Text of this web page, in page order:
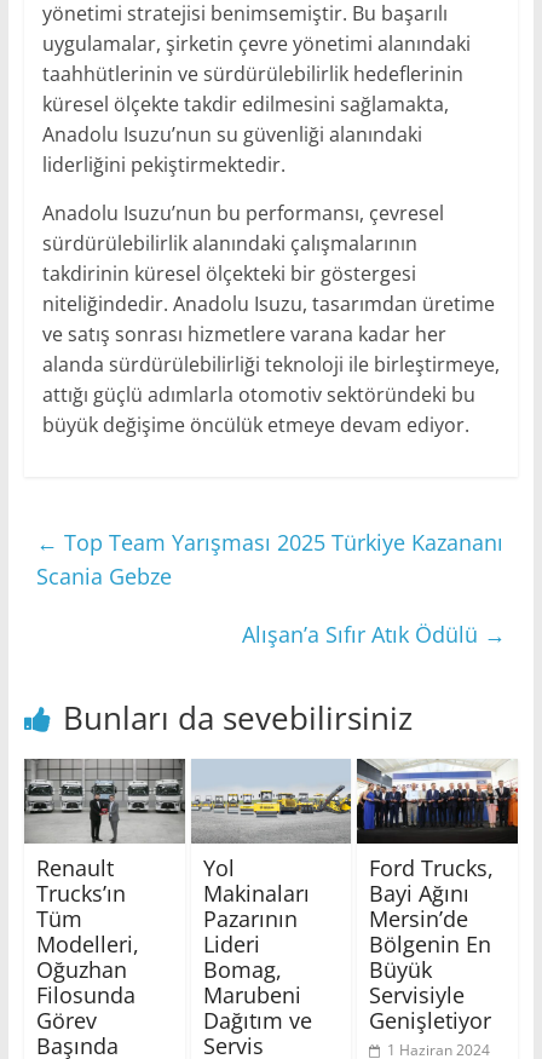
yönetimi stratejisi benimsemiştir. Bu başarılı
uygulamalar, şirketin çevre yönetimi alanındaki
taahhütlerinin ve sürdürülebilirlik hedeflerinin
küresel ölçekte takdir edilmesini sağlamakta,
Anadolu Isuzu’nun su güvenliği alanındaki
liderliğini pekiştirmektedir.
Anadolu Isuzu’nun bu performansı, çevresel
sürdürülebilirlik alanındaki çalışmalarının
takdirinin küresel ölçekteki bir göstergesi
niteliğindedir. Anadolu Isuzu, tasarımdan üretime
ve satış sonrası hizmetlere varana kadar her
alanda sürdürülebilirliği teknoloji ile birleştirmeye,
attığı güçlü adımlarla otomotiv sektöründeki bu
büyük değişime öncülük etmeye devam ediyor.
← Top Team Yarışması 2025 Türkiye Kazananı
Scania Gebze
Alışan’a Sıfır Atık Ödülü →
Bunları da sevebilirsiniz
Renault
Trucks’ın
Tüm
Modelleri,
Oğuzhan
Filosunda
Görev
Başında
Yol
Makinaları
Pazarının
Lideri
Bomag,
Marubeni
Dağıtım ve
Servis
Ford Trucks,
Bayi Ağını
Mersin’de
Bölgenin En
Büyük
Servisiyle
Genişletiyor
1 Haziran 2024